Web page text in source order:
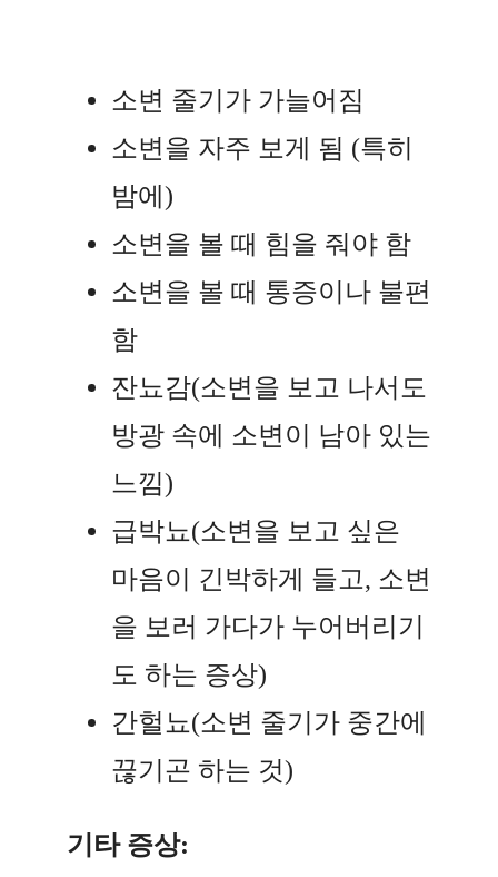
소변 줄기가 가늘어짐
소변을 자주 보게 됨 (특히
밤에)
소변을 볼 때 힘을 줘야 함
소변을 볼 때 통증이나 불편
함
잔뇨감(소변을 보고 나서도
방광 속에 소변이 남아 있는
느낌)
급박뇨(소변을 보고 싶은
마음이 긴박하게 들고, 소변
을 보러 가다가 누어버리기
도 하는 증상)
간헐뇨(소변 줄기가 중간에
끊기곤 하는 것)
기타 증상: